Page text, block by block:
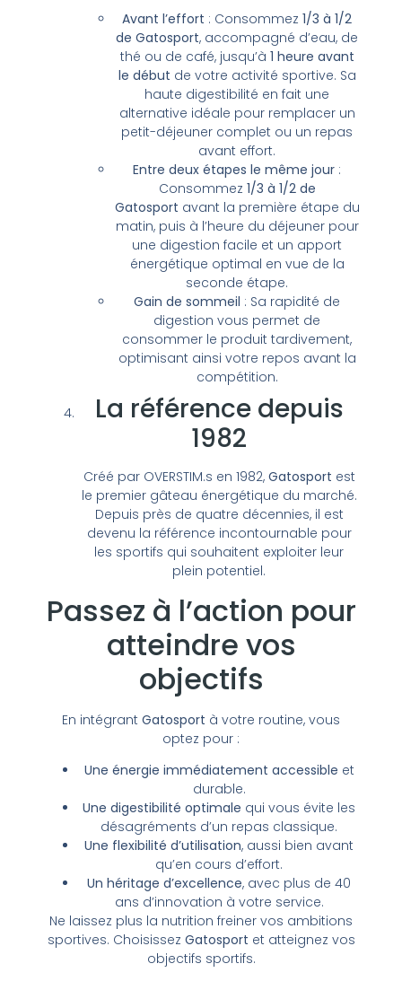
Avant l’effort : Consommez 1/3 à 1/2
de Gatosport, accompagné d’eau, de
thé ou de café, jusqu’à 1 heure avant
le début de votre activité sportive. Sa
haute digestibilité en fait une
alternative idéale pour remplacer un
petit-déjeuner complet ou un repas
avant effort.
Entre deux étapes le même jour :
Consommez 1/3 à 1/2 de
Gatosport avant la première étape du
matin, puis à l’heure du déjeuner pour
une digestion facile et un apport
énergétique optimal en vue de la
seconde étape.
Gain de sommeil : Sa rapidité de
digestion vous permet de
consommer le produit tardivement,
optimisant ainsi votre repos avant la
compétition.
La référence depuis
1982
Créé par OVERSTIM.s en 1982, Gatosport est
le premier gâteau énergétique du marché.
Depuis près de quatre décennies, il est
devenu la référence incontournable pour
les sportifs qui souhaitent exploiter leur
plein potentiel.
Passez à l’action pour
atteindre vos
objectifs
En intégrant Gatosport à votre routine, vous
optez pour :
Une énergie immédiatement accessible et
durable.
Une digestibilité optimale qui vous évite les
désagréments d’un repas classique.
Une flexibilité d’utilisation, aussi bien avant
qu’en cours d’effort.
Un héritage d’excellence, avec plus de 40
ans d’innovation à votre service.
Ne laissez plus la nutrition freiner vos ambitions
sportives. Choisissez Gatosport et atteignez vos
objectifs sportifs.